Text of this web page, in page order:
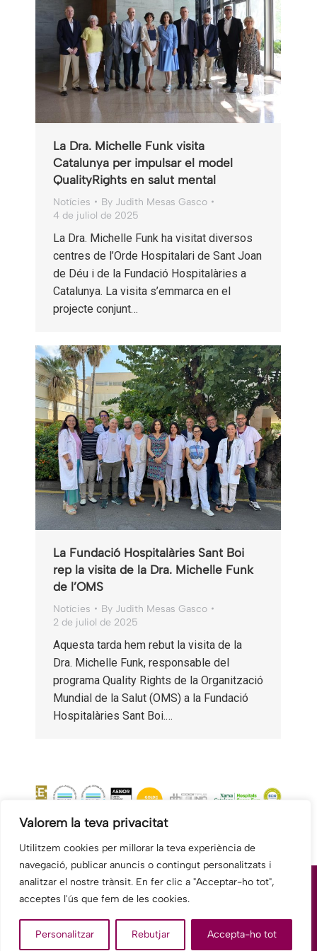
Valorem la teva privacitat
Utilitzem cookies per millorar la teva experiència de
navegació, publicar anuncis o contingut personalitzats i
analitzar el nostre trànsit. En fer clic a "Acceptar-ho tot",
acceptes l'ús que fem de les cookies.
Personalitzar Rebutjar Accepta-ho tot
La Dra. Michelle Funk visita
Catalunya per impulsar el model
QualityRights en salut mental
Notícies By Judith Mesas Gasco
4 de juliol de 2025
La Dra. Michelle Funk ha visitat diversos
centres de l’Orde Hospitalari de Sant Joan
de Déu i de la Fundació Hospitalàries a
Catalunya. La visita s’emmarca en el
projecte conjunt…
La Fundació Hospitalàries Sant Boi
rep la visita de la Dra. Michelle Funk
de l’OMS
Notícies By Judith Mesas Gasco
2 de juliol de 2025
Aquesta tarda hem rebut la visita de la
Dra. Michelle Funk, responsable del
programa Quality Rights de la Organització
Mundial de la Salut (OMS) a la Fundació
Hospitalàries Sant Boi.…
© 2026 Fundació Hospitalàries Sant Boi - Benito Menni CASM.
Tots els drets reservats.